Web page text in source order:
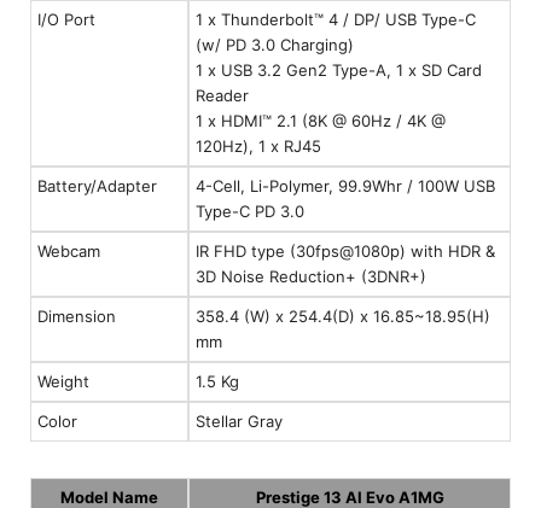
I/O Port
1 x Thunderbolt™ 4 / DP/ USB Type-C
(w/ PD 3.0 Charging)
1 x USB 3.2 Gen2 Type-A, 1 x SD Card
Reader
1 x HDMI™ 2.1 (8K @ 60Hz / 4K @
120Hz), 1 x RJ45
Battery/Adapter
4-Cell, Li-Polymer, 99.9Whr / 100W USB
Type-C PD 3.0
Webcam
IR FHD type (30fps@1080p) with HDR &
3D Noise Reduction+ (3DNR+)
Dimension
358.4 (W) x 254.4(D) x 16.85~18.95(H)
mm
Weight 1.5 Kg
Color Stellar Gray
Model Name Prestige 13 AI Evo A1MG